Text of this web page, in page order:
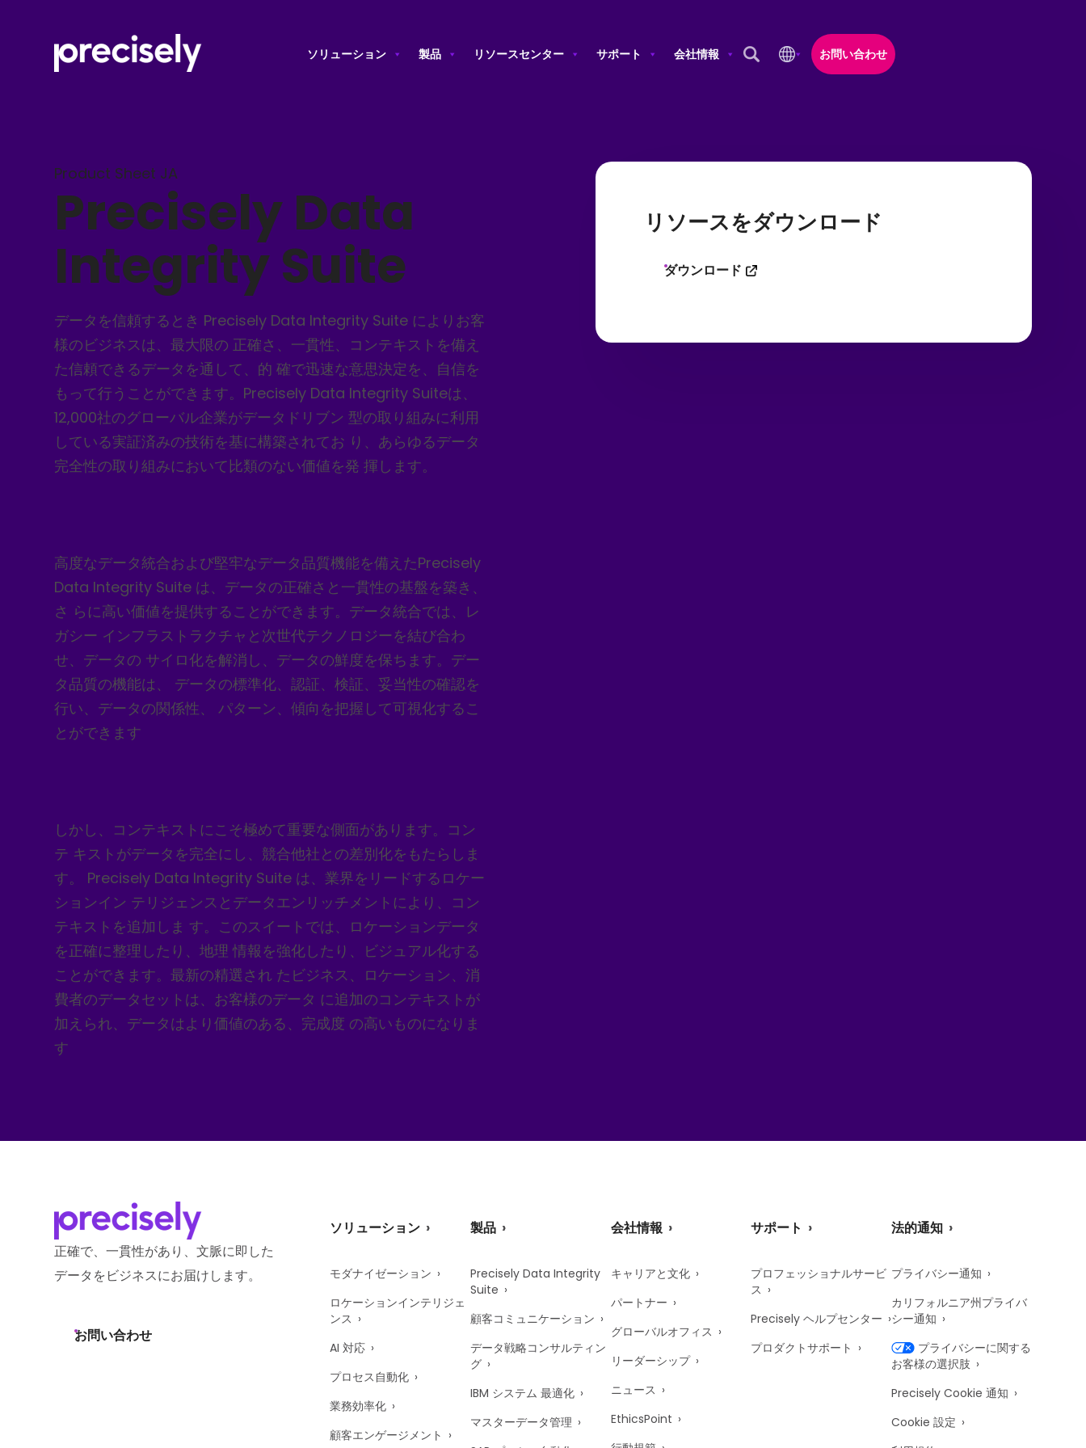
ソリューション 製品 リソースセンター サポート
会社情報
Open Search Popup
お問い合わせ
Product Sheet JA
Precisely Data
Integrity Suite
データを信頼するとき Precisely Data Integrity Suite によりお客
様のビジネスは、最大限の 正確さ、一貫性、コンテキストを備え
た信頼できるデータを通して、的 確で迅速な意思決定を、自信を
もって行うことができます。Precisely Data Integrity Suiteは、
12,000社のグローバル企業がデータドリブン 型の取り組みに利用
している実証済みの技術を基に構築されてお り、あらゆるデータ
完全性の取り組みにおいて比類のない価値を発 揮します。
高度なデータ統合および堅牢なデータ品質機能を備えたPrecisely
Data Integrity Suite は、データの正確さと一貫性の基盤を築き、
さ らに高い価値を提供することができます。データ統合では、レ
ガシー インフラストラクチャと次世代テクノロジーを結び合わ
せ、データの サイロ化を解消し、データの鮮度を保ちます。デー
タ品質の機能は、 データの標準化、認証、検証、妥当性の確認を
行い、データの関係性、 パターン、傾向を把握して可視化するこ
とができます
しかし、コンテキストにこそ極めて重要な側面があります。コン
テ キストがデータを完全にし、競合他社との差別化をもたらしま
す。 Precisely Data Integrity Suite は、業界をリードするロケー
ションイン テリジェンスとデータエンリッチメントにより、コン
テキストを追加しま す。このスイートでは、ロケーションデータ
を正確に整理したり、地理 情報を強化したり、ビジュアル化する
ことができます。最新の精選され たビジネス、ロケーション、消
費者のデータセットは、お客様のデータ に追加のコンテキストが
加えられ、データはより価値のある、完成度 の高いものになりま
す
リソースをダウンロード
ダウンロード
正確で、一貫性があり、文脈に即した
データをビジネスにお届けします。
お問い合わせ
ソリューション
モダナイゼーション
ロケーションインテリジェ
ンス
AI 対応
プロセス自動化
業務効率化
顧客エンゲージメント
製品
Precisely Data Integrity
Suite
顧客コミュニケーション
データ戦略コンサルティン
グ
IBM システム 最適化
マスターデータ管理
会社情報
キャリアと文化
パートナー
グローバルオフィス
リーダーシップ
ニュース
EthicsPoint
サポート
プロフェッショナルサービ
ス
Precisely ヘルプセンター
プロダクトサポート
法的通知
プライバシー通知
カリフォルニア州プライバ
シー通知
プライバシーに関する
お客様の選択肢
Precisely Cookie 通知
Cookie 設定